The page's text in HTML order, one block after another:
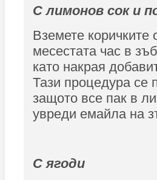
С лимонов сок и
Вземете коричките
месестата час в
като накрая
Тази процедура се
защото все пак в
увреди емайла на
С ягоди